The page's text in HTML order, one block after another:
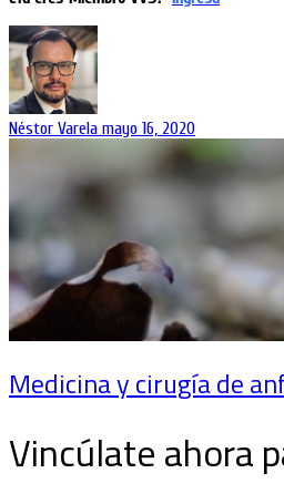
Néstor Varela mayo 16, 2020
Medicina y cirugía de
Vincúlate ahora